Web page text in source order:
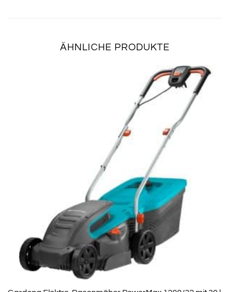
ÄHNLICHE PRODUKTE